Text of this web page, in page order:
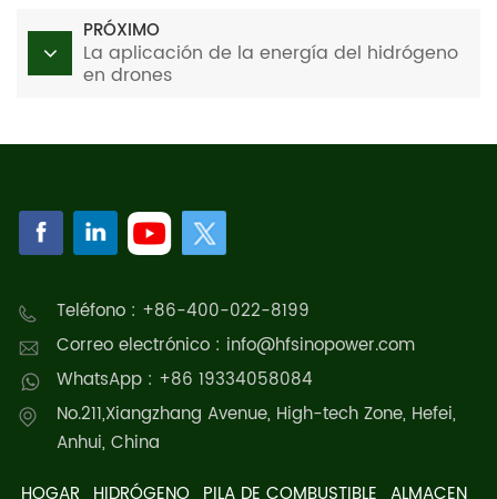
PRÓXIMO
La aplicación de la energía del hidrógeno
en drones
Teléfono : +86-400-022-8199
Correo electrónico : info@hfsinopower.com
WhatsApp : +86 19334058084
No.211,Xiangzhang Avenue, High-tech Zone, Hefei,
Anhui, China